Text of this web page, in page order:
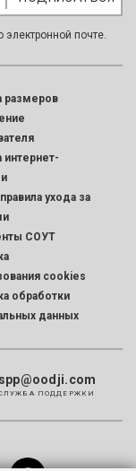
почте.
размеров
интернет-
ухода за
СОУТ
cookies
обработки
данных
spp@oodji.com
ПОДДЕРЖКИ